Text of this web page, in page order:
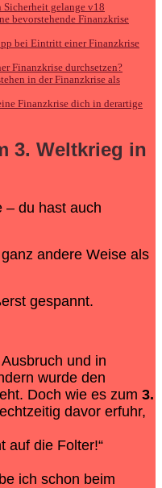
gelange v18
bevorstehende Finanzkrise
bei Eintritt einer Finanzkrise
Finanzkrise durchsetzen?
in der Finanzkrise als
Finanzkrise dich in derartige
3. Weltkrieg in
– du hast auch
andere Weise als
gespannt.
und in
wurde den
Doch wie es zum 3.
davor erfuhr,
auf die Folter!“
ich schon beim